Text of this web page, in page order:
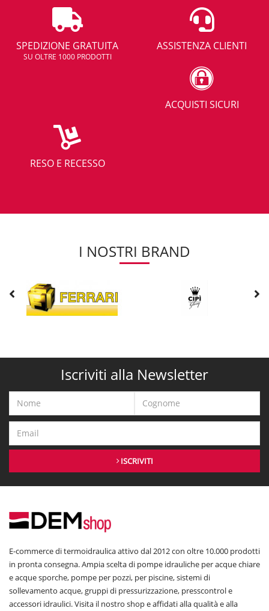
SPEDIZIONE GRATUITA
SU OLTRE 1000 PRODOTTI
ASSISTENZA CLIENTI
ACQUISTI SICURI
RESO E RECESSO
I NOSTRI BRAND
Iscriviti alla Newsletter
ISCRIVITI
E-commerce di termoidraulica attivo dal 2012 con oltre 10.000 prodotti
in pronta consegna. Ampia scelta di pompe idrauliche per acque chiare
e acque sporche, pompe per pozzi, per piscine, sistemi di
sollevamento acque, gruppi di pressurizzazione, presscontrol e
accessori idraulici. Visita il nostro shop e affidati alla qualità e alla